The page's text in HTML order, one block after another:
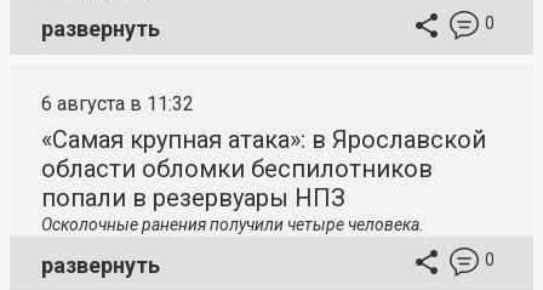
развернуть 0
6 августа в 11:32
«Самая крупная атака»: в Ярославской
области обломки беспилотников
попали в резервуары НПЗ
Осколочные ранения получили четыре человека.
развернуть 0